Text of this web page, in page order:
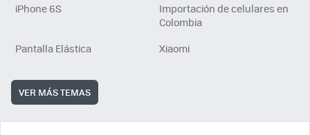
iPhone 6S
Importación de celulares en
Colombia
Pantalla Elástica
Xiaomi
VER MÁS TEMAS